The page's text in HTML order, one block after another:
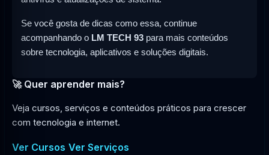
Se você gosta de dicas como essa, continue
acompanhando o LM TECH 93 para mais conteúdos
sobre tecnologia, aplicativos e soluções digitais.
🚀 Quer aprender mais?
Veja cursos, serviços e conteúdos práticos para crescer
com tecnologia e internet.
Ver Cursos Ver Serviços